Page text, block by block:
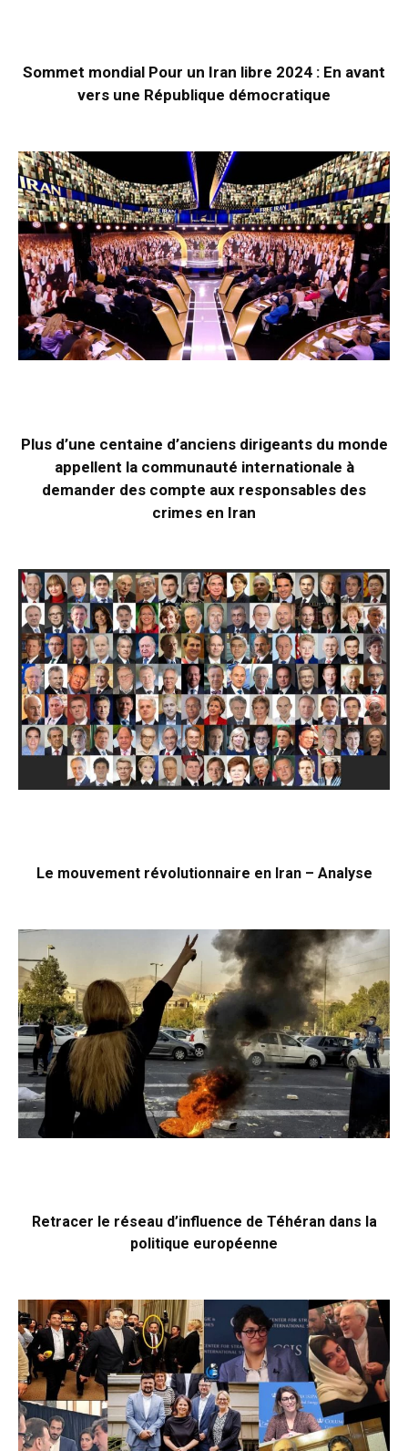
Sommet mondial Pour un Iran libre 2024 : En avant
vers une République démocratique
Plus d’une centaine d’anciens dirigeants du monde
appellent la communauté internationale à
demander des compte aux responsables des
crimes en Iran
Le mouvement révolutionnaire en Iran – Analyse
Retracer le réseau d’influence de Téhéran dans la
politique européenne